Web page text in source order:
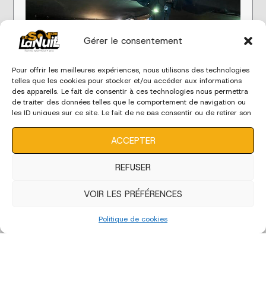
Gérer le consentement
Pour offrir les meilleures expériences, nous utilisons des technologies
telles que les cookies pour stocker et/ou accéder aux informations
des appareils. Le fait de consentir à ces technologies nous permettra
de traiter des données telles que le comportement de navigation ou
les ID uniques sur ce site. Le fait de ne pas consentir ou de retirer son
ACCEPTER
REFUSER
VOIR LES PRÉFÉRENCES
Politique de cookies
Soirée bénévoles 2024